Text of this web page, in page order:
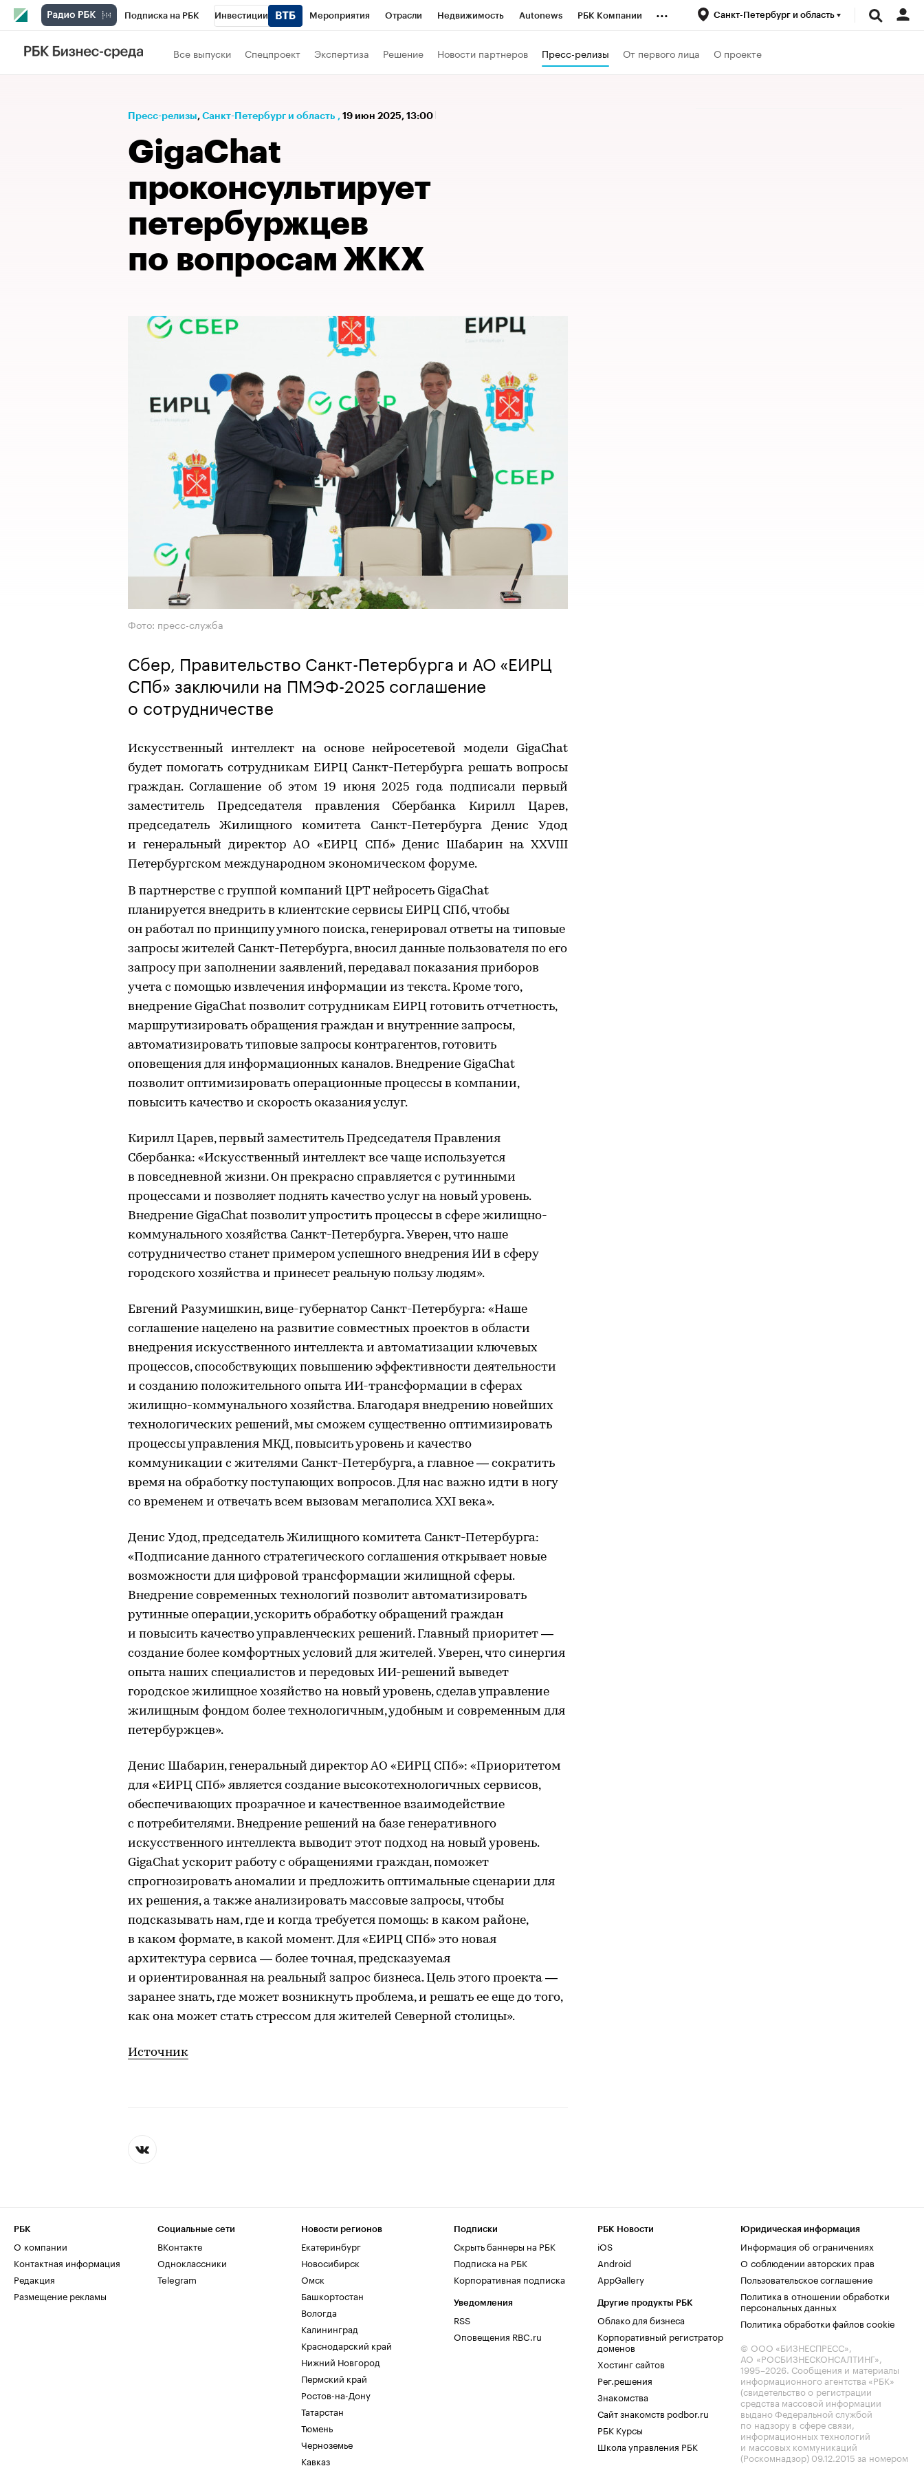
Подписка на РБК Инвестиции Мероприятия Отрасли Недвижимость Autonews РБК Компании
Телеканал
Спецпроекты Проверка контрагентов
Рынок наличной валюты
... Санкт-Петербург и область
Все выпуски Спецпроект Экспертиза Решение Новости партнеров Пресс-релизы От первого лица О проекте
Пресс-релизы⁠, Санкт-Петербург и область , 19 июн 2025, 13:00
GigaChat
проконсультирует
петербуржцев
по вопросам ЖКХ
Фото: пресс-служба
Сбер, Правительство Санкт-Петербурга и АО «ЕИРЦ
СПб» заключили на ПМЭФ-2025 соглашение
о сотрудничестве
Искусственный интеллект на основе нейросетевой модели GigaChat
будет помогать сотрудникам ЕИРЦ Санкт-Петербурга решать вопросы
граждан. Соглашение об этом 19 июня 2025 года подписали первый
заместитель Председателя правления Сбербанка Кирилл Царев,
председатель Жилищного комитета Санкт-Петербурга Денис Удод
и генеральный директор АО «ЕИРЦ СПб» Денис Шабарин на XXVIII
Петербургском международном экономическом форуме.
В партнерстве с группой компаний ЦРТ нейросеть GigaChat
планируется внедрить в клиентские сервисы ЕИРЦ СПб, чтобы
он работал по принципу умного поиска, генерировал ответы на типовые
запросы жителей Санкт-Петербурга, вносил данные пользователя по его
запросу при заполнении заявлений, передавал показания приборов
учета с помощью извлечения информации из текста. Кроме того,
внедрение GigaChat позволит сотрудникам ЕИРЦ готовить отчетность,
маршрутизировать обращения граждан и внутренние запросы,
автоматизировать типовые запросы контрагентов, готовить
оповещения для информационных каналов. Внедрение GigaChat
позволит оптимизировать операционные процессы в компании,
повысить качество и скорость оказания услуг.
Кирилл Царев, первый заместитель Председателя Правления
Сбербанка: «Искусственный интеллект все чаще используется
в повседневной жизни. Он прекрасно справляется с рутинными
процессами и позволяет поднять качество услуг на новый уровень.
Внедрение GigaChat позволит упростить процессы в сфере жилищно-
коммунального хозяйства Санкт-Петербурга. Уверен, что наше
сотрудничество станет примером успешного внедрения ИИ в сферу
городского хозяйства и принесет реальную пользу людям».
Евгений Разумишкин, вице-губернатор Санкт-Петербурга: «Наше
соглашение нацелено на развитие совместных проектов в области
внедрения искусственного интеллекта и автоматизации ключевых
процессов, способствующих повышению эффективности деятельности
и созданию положительного опыта ИИ-трансформации в сферах
жилищно-коммунального хозяйства. Благодаря внедрению новейших
технологических решений, мы сможем существенно оптимизировать
процессы управления МКД, повысить уровень и качество
коммуникации с жителями Санкт-Петербурга, а главное — сократить
время на обработку поступающих вопросов. Для нас важно идти в ногу
со временем и отвечать всем вызовам мегаполиса XXI века».
Денис Удод, председатель Жилищного комитета Санкт-Петербурга:
«Подписание данного стратегического соглашения открывает новые
возможности для цифровой трансформации жилищной сферы.
Внедрение современных технологий позволит автоматизировать
рутинные операции, ускорить обработку обращений граждан
и повысить качество управленческих решений. Главный приоритет —
создание более комфортных условий для жителей. Уверен, что синергия
опыта наших специалистов и передовых ИИ-решений выведет
городское жилищное хозяйство на новый уровень, сделав управление
жилищным фондом более технологичным, удобным и современным для
петербуржцев».
Денис Шабарин, генеральный директор АО «ЕИРЦ СПб»: «Приоритетом
для «ЕИРЦ СПб» является создание высокотехнологичных сервисов,
обеспечивающих прозрачное и качественное взаимодействие
с потребителями. Внедрение решений на базе генеративного
искусственного интеллекта выводит этот подход на новый уровень.
GigaChat ускорит работу с обращениями граждан, поможет
спрогнозировать аномалии и предложить оптимальные сценарии для
их решения, а также анализировать массовые запросы, чтобы
подсказывать нам, где и когда требуется помощь: в каком районе,
в каком формате, в какой момент. Для «ЕИРЦ СПб» это новая
архитектура сервиса — более точная, предсказуемая
и ориентированная на реальный запрос бизнеса. Цель этого проекта —
заранее знать, где может возникнуть проблема, и решать ее еще до того,
как она может стать стрессом для жителей Северной столицы».
Источник
РБК
О компании
Контактная информация
Редакция
Размещение рекламы
Социальные сети
ВКонтакте
Одноклассники
Telegram
Новости регионов
Екатеринбург
Новосибирск
Омск
Башкортостан
Вологда
Калининград
Краснодарский край
Нижний Новгород
Пермский край
Ростов-на-Дону
Татарстан
Тюмень
Черноземье
Кавказ
Подписки
Скрыть баннеры на РБК
Подписка на РБК
Корпоративная подписка
Уведомления
RSS
Оповещения RBC.ru
РБК Новости
iOS
Android
AppGallery
Другие продукты РБК
Облако для бизнеса
Корпоративный регистратор
доменов
Хостинг сайтов
Рег.решения
Знакомства
Сайт знакомств podbor.ru
РБК Курсы
Школа управления РБК
Юридическая информация
Информация об ограничениях
О соблюдении авторских прав
Пользовательское соглашение
Политика в отношении обработки
персональных данных
Политика обработки файлов cookie
© ООО «БИЗНЕСПРЕСС»,
АО «РОСБИЗНЕСКОНСАЛТИНГ»,
1995–2026. Сообщения и материалы
информационного агентства «РБК»
(свидетельство о регистрации
средства массовой информации
выдано Федеральной службой
по надзору в сфере связи,
информационных технологий
и массовых коммуникаций
(Роскомнадзор) 09.12.2015 за номером